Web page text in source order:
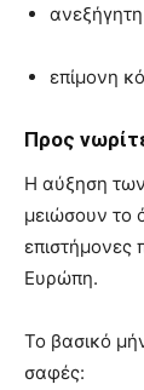
επίμονη
Προς
Η αύξηση
μειώσουν το
επιστήμονες
Ευρώπη.
Το βασικό
σαφές: